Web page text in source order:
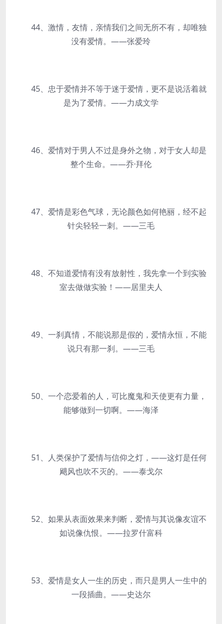
44、激情，友情，亲情我们之间无所不有，却唯独
没有爱情。——张爱玲
45、忠于爱情并不等于迷于爱情，更不是说活着就
是为了爱情。——力成文学
46、爱情对于男人不过是身外之物，对于女人却是
整个生命。——乔·拜伦
47、爱情是彩色气球，无论颜色如何艳丽，经不起
针尖轻轻一刺。——三毛
48、不知道爱情有没有放射性，我先拿一个到实验
室去做做实验！——居里夫人
49、一刹真情，不能说那是假的，爱情永恒，不能
说只有那一刹。——三毛
50、一个恋爱着的人，可比魔鬼和天使更有力量，
能够做到一切啊。——海泽
51、人类保护了爱情与信仰之灯，——这灯是任何
飓风也吹不灭的。——泰戈尔
52、如果从表面效果来判断，爱情与其说像友谊不
如说像仇恨。——拉罗什富科
53、爱情是女人一生的历史，而只是男人一生中的
一段插曲。——史达尔